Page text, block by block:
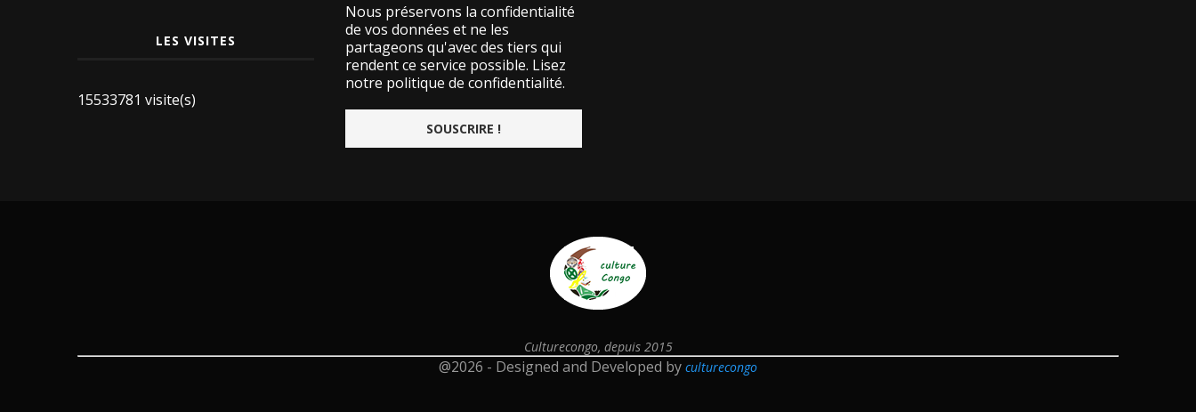
LES VISITES
15533781 visite(s)
Nous préservons la confidentialité
de vos données et ne les
partageons qu'avec des tiers qui
rendent ce service possible. Lisez
notre politique de confidentialité.
Culturecongo, depuis 2015
@2026 - Designed and Developed by culturecongo